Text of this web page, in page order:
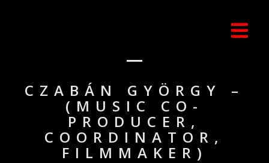
CZABÁN GYÖRGY –
(MUSIC CO-
PRODUCER,
COORDINATOR,
FILMMAKER)